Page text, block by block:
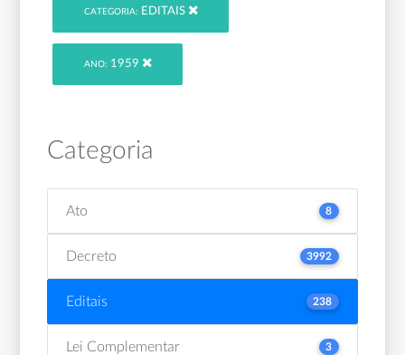
CATEGORIA: EDITAIS
ANO: 1959
Categoria
Ato 8
Decreto 3992
Editais 238
Lei Complementar 3